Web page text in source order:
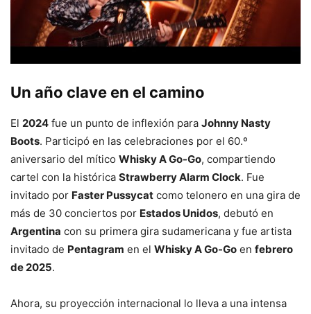
Un año clave en el camino
El 2024 fue un punto de inflexión para Johnny Nasty
Boots. Participó en las celebraciones por el 60.º
aniversario del mítico Whisky A Go-Go, compartiendo
cartel con la histórica Strawberry Alarm Clock. Fue
invitado por Faster Pussycat como telonero en una gira de
más de 30 conciertos por Estados Unidos, debutó en
Argentina con su primera gira sudamericana y fue artista
invitado de Pentagram en el Whisky A Go-Go en febrero
de 2025.
Ahora, su proyección internacional lo lleva a una intensa